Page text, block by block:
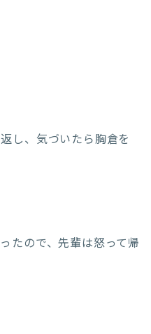
し、気づいたら胸倉を
たので、先輩は怒って帰